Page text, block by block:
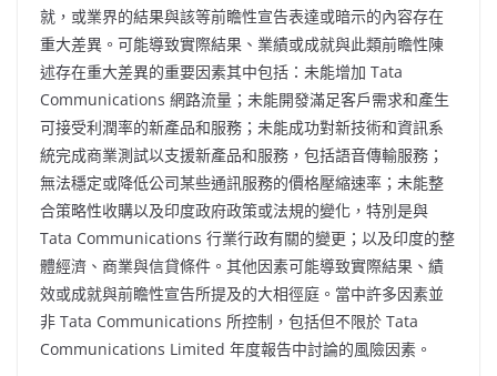
就，或業界的結果與該等前瞻性宣告表達或暗示的內容存在
重大差異。可能導致實際結果、業績或成就與此類前瞻性陳
述存在重大差異的重要因素其中包括：未能增加 Tata
Communications 網路流量；未能開發滿足客戶需求和產生
可接受利潤率的新產品和服務；未能成功對新技術和資訊系
統完成商業測試以支援新產品和服務，包括語音傳輸服務；
無法穩定或降低公司某些通訊服務的價格壓縮速率；未能整
合策略性收購以及印度政府政策或法規的變化，特別是與
Tata Communications 行業行政有關的變更；以及印度的整
體經濟、商業與信貸條件。其他因素可能導致實際結果、績
效或成就與前瞻性宣告所提及的大相徑庭。當中許多因素並
非 Tata Communications 所控制，包括但不限於 Tata
Communications Limited 年度報告中討論的風險因素。